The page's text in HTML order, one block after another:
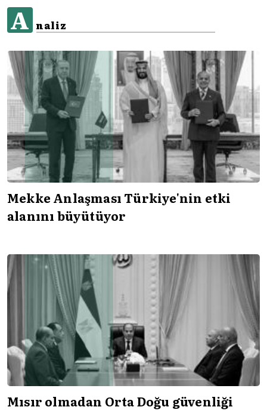
A naliz
Mekke Anlaşması Türkiye'nin etki
alanını büyütüyor
Mısır olmadan Orta Doğu güvenliği